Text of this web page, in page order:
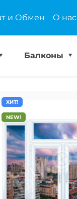
и Обмен О нас
Балконы
ХИТ!
NEW!